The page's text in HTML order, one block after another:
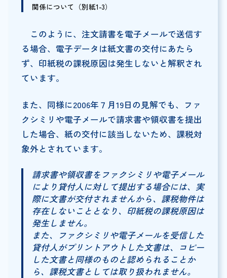
関係について（別紙1-3）
このように、注文請書を電子メールで送信す
る場合、電子データは紙文書の交付にあたら
ず、印紙税の課税原因は発生しないと解釈され
ています。
また、同様に2006年７月19日の見解でも、ファ
クシミリや電子メールで請求書や領収書を提出
した場合、紙の交付に該当しないため、課税対
象外とされています。
請求書や領収書をファクシミリや電子メール
により貸付人に対して提出する場合には、実
際に文書が交付されませんから、課税物件は
存在しないこととなり、印紙税の課税原因は
発生しません。
また、ファクシミリや電子メールを受信した
貸付人がプリントアウトした文書は、コピー
した文書と同様のものと認められることか
ら、課税文書としては取り扱われません。